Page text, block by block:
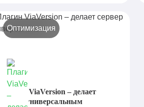
Оптимизация
Плагин ViaVersion – делает
сервер универсальным